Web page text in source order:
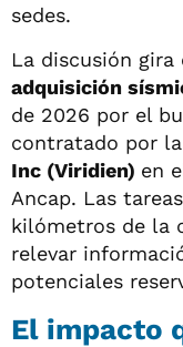
sedes.
La discusión
adquisición
de 2026 por el
contratado por
Inc (Viridien) en
Ancap. Las
kilómetros de la
relevar
potenciales
El impacto